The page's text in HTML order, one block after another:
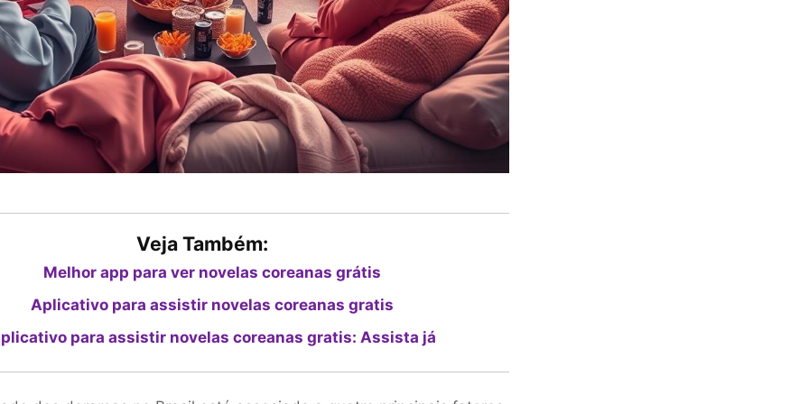
Veja Também:
Melhor app para ver novelas coreanas grátis
Aplicativo para assistir novelas coreanas gratis
para assistir novelas coreanas gratis: Assista já